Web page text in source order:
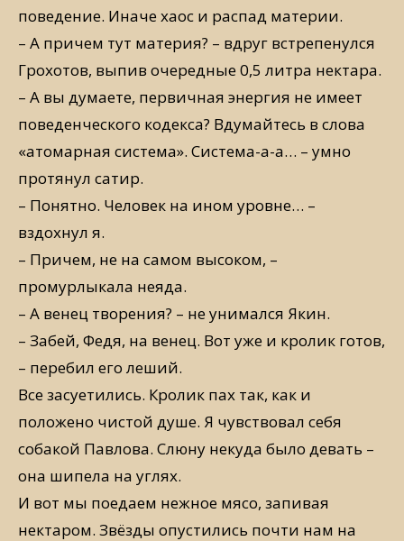
поведение. Иначе хаос и распад материи.
– А причем тут материя? – вдруг встрепенулся
Грохотов, выпив очередные 0,5 литра нектара.
– А вы думаете, первичная энергия не имеет
поведенческого кодекса? Вдумайтесь в слова
«атомарная система». Система-а-а… – умно
протянул сатир.
– Понятно. Человек на ином уровне… –
вздохнул я.
– Причем, не на самом высоком, –
промурлыкала неяда.
– А венец творения? – не унимался Якин.
– Забей, Федя, на венец. Вот уже и кролик готов,
– перебил его леший.
Все засуетились. Кролик пах так, как и
положено чистой душе. Я чувствовал себя
собакой Павлова. Слюну некуда было девать –
она шипела на углях.
И вот мы поедаем нежное мясо, запивая
нектаром. Звёзды опустились почти нам на